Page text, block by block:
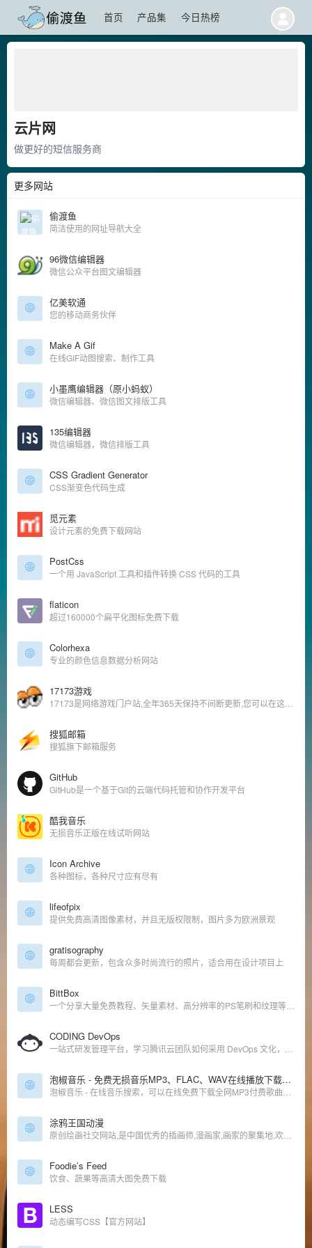
首页 产品集 今日热榜
云片网
做更好的短信服务商
更多网站
偷渡鱼
简洁使用的网址导航大全
96微信编辑器
微信公众平台图文编辑器
亿美软通
您的移动商务伙伴
Make A Gif
在线GIF动图搜索、制作工具
小墨鹰编辑器（原小蚂蚁）
微信编辑器、微信图文排版工具
135编辑器
微信编辑器，微信排版工具
CSS Gradient Generator
CSS渐变色代码生成
觅元素
设计元素的免费下载网站
PostCss
一个用 JavaScript 工具和插件转换 CSS 代码的工具
flaticon
超过160000个扁平化图标免费下载
Colorhexa
专业的颜色信息数据分析网站
17173游戏
搜狐邮箱
搜狐旗下邮箱服务
GitHub
‌GitHub是一个基于Git的云端代码托管和协作开发平台
酷我音乐
无损音乐正版在线试听网站
Icon Archive
各种图标，各种尺寸应有尽有
lifeofpix
提供免费高清图像素材，并且无版权限制，图片多为欧洲景观
gratisography
每周都会更新，包含众多时尚流行的照片，适合用在设计项目上
BittBox
CODING DevOps
泡椒音乐 - 免费无损音乐MP3、FLAC、WAV在线播放下载网站
涂鸦王国动漫
Foodie’s Feed
饮食、蔬果等高清大图免费下载
LESS
动态编写CSS【官方网站】